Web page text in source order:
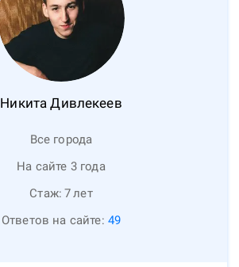
Никита Дивлекеев
Все города
На сайте 3 года
Стаж: 7лет
Ответов на сайте: 49